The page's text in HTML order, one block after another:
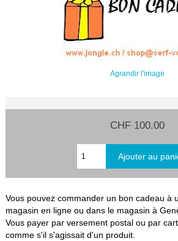
Agrandir l'image
CHF 100.00
Vous pouvez commander un bon cadeau à
magasin en ligne ou dans le magasin à
Vous payer par versement postal ou par
comme s'il s'agissait d'un produit.